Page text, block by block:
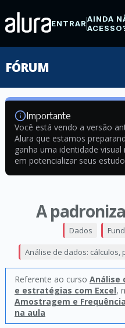
ENTRARAINDA
FÓRUM
Importante
Você está vendo a versão
Alura que estamos
ganha uma identidade
em potencializar seus
A
Dados
Análise de dados: cálculos,
Referente ao curso Análise
e estratégias com Excel,
Amostragem e Frequência
na aula